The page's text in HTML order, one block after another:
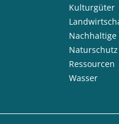
Kulturgüter
Nachhaltige
Naturschutz
Ressourcen
Wasser